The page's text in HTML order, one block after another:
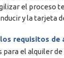
el proceso
y la tarjeta
los requisitos
para el alquiler